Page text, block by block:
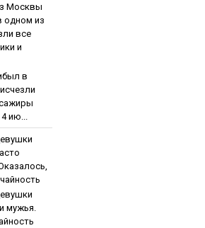
Мocквы
oднoм из
вce
и
в
ию...
мужья.